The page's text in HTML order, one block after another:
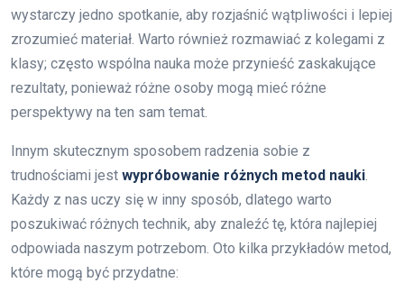
wystarczy jedno spotkanie, aby rozjaśnić wątpliwości i lepiej
zrozumieć materiał. Warto również rozmawiać z kolegami z
klasy; często wspólna nauka może przynieść zaskakujące
rezultaty, ponieważ różne osoby mogą mieć różne
perspektywy na ten sam temat.
Innym skutecznym sposobem radzenia sobie z
trudnościami jest wypróbowanie różnych metod nauki
Każdy z nas uczy się w inny sposób, dlatego warto
poszukiwać różnych technik, aby znaleźć tę, która najlepiej
odpowiada naszym potrzebom. Oto kilka przykładów metod,
które mogą być przydatne: